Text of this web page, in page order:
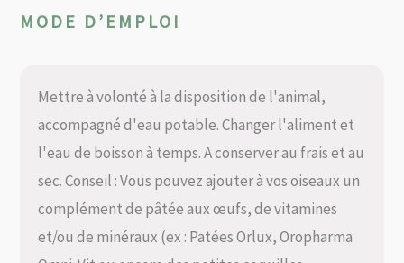
MODE D’EMPLOI
Mettre à volonté à la disposition de l'animal,
accompagné d'eau potable. Changer l'aliment et
l'eau de boisson à temps. A conserver au frais et au
sec. Conseil : Vous pouvez ajouter à vos oiseaux un
complément de pâtée aux œufs, de vitamines
et/ou de minéraux (ex : Patées Orlux, Oropharma